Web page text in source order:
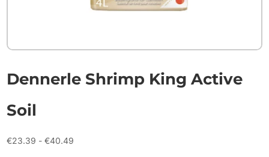
Dennerle Shrimp King Active
Soil
€23.39 - €40.49